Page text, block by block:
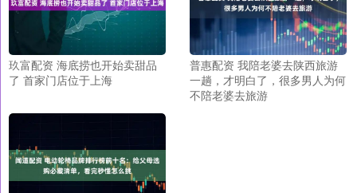
玖富配资 海底捞也开始卖甜品
了 首家门店位于上海
普惠配资 我陪老婆去陕西旅游
一趟，才明白了，很多男人为何
不陪老婆去旅游